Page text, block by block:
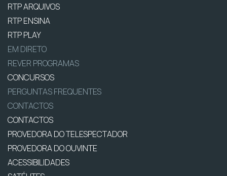
RTP ARQUIVOS
RTP ENSINA
RTP PLAY
EM DIRETO
REVER PROGRAMAS
CONCURSOS
PERGUNTAS FREQUENTES
CONTACTOS
CONTACTOS
PROVEDORA DO TELESPECTADOR
PROVEDORA DO OUVINTE
ACESSIBILIDADES